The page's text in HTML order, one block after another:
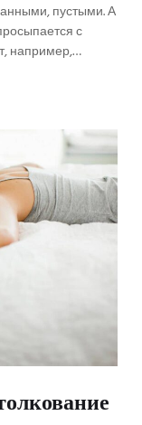
пустыми. А
с
например,…